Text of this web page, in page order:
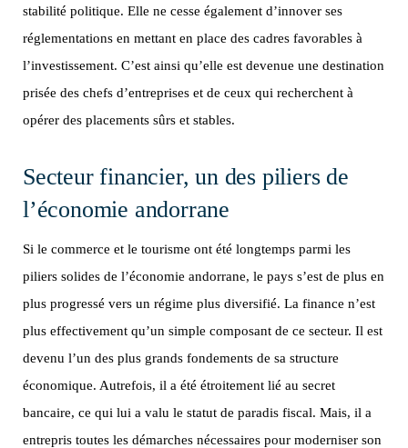
stabilité politique. Elle ne cesse également d’innover ses
réglementations en mettant en place des cadres favorables à
l’investissement. C’est ainsi qu’elle est devenue une destination
prisée des chefs d’entreprises et de ceux qui recherchent à
opérer des placements sûrs et stables.
Secteur financier, un des piliers de
l’économie andorrane
Si le commerce et le tourisme ont été longtemps parmi les
piliers solides de l’économie andorrane, le pays s’est de plus en
plus progressé vers un régime plus diversifié. La finance n’est
plus effectivement qu’un simple composant de ce secteur. Il est
devenu l’un des plus grands fondements de sa structure
économique. Autrefois, il a été étroitement lié au secret
bancaire, ce qui lui a valu le statut de paradis fiscal. Mais, il a
entrepris toutes les démarches nécessaires pour moderniser son